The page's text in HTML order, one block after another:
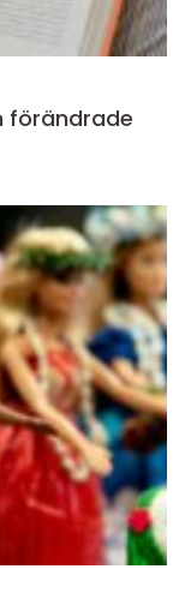
förändrade